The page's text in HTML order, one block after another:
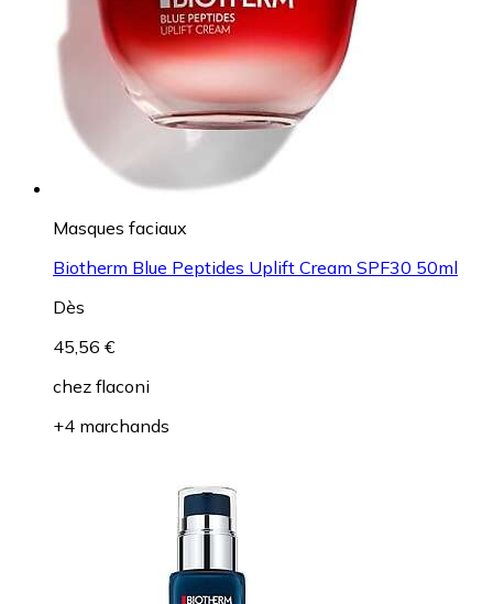
Masques faciaux
Biotherm Blue Peptides Uplift Cream SPF30 50ml
Dès
45,56 €
chez flaconi
+4 marchands